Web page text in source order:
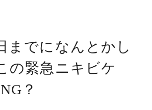
までになんとかし
の緊急ニキビケ
？